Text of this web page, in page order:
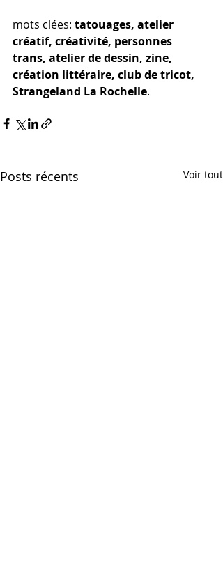
mots clées: tatouages, atelier
créatif, créativité, personnes
trans, atelier de dessin, zine,
création littéraire, club de tricot,
Strangeland La Rochelle.
Posts récents Voir tout